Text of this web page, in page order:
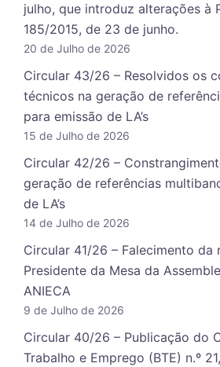
julho, que introduz alterações à
185/2015, de 23 de junho.
20 de Julho de 2026
Circular 43/26 – Resolvidos os
técnicos na geração de
para emissão de LA’s
15 de Julho de 2026
Circular 42/26 –
geração de referências
de LA’s
14 de Julho de 2026
Circular 41/26 – Falecimento da
Presidente da Mesa da
ANIECA
9 de Julho de 2026
Circular 40/26 – Publicação do
Trabalho e Emprego (BTE) n.º